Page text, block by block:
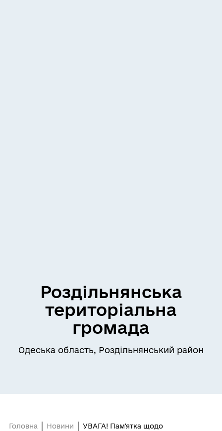
Роздільнянська
територіальна
громада
Одеська область, Роздільнянський район
Головна Новини
УВАГА! Пам'ятка щодо